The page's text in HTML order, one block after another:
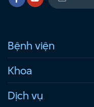
Bệnh viện
Khoa
Dịch vụ